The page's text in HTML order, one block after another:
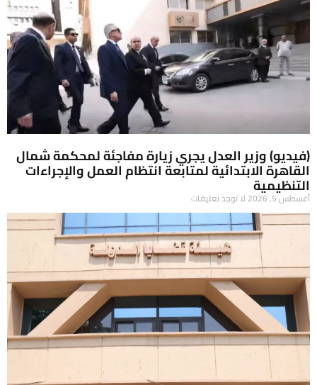
(فيديو) وزير العدل يجري زيارة مفاجئة لمحكمة شمال
القاهرة الابتدائية لمتابعة انتظام العمل والإجراءات
التنظيمية
أغسطس 5, 2026 لا توجد تعليقات